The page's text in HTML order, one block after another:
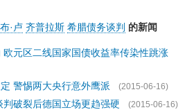
·卢 齐普拉斯 希腊债务谈判 的新闻
元区二线国家国债收益率传染性跳涨
警惕两大央行意外鹰派
(2015-06-16)
破裂后德国立场更趋强硬
(2015-06-16)